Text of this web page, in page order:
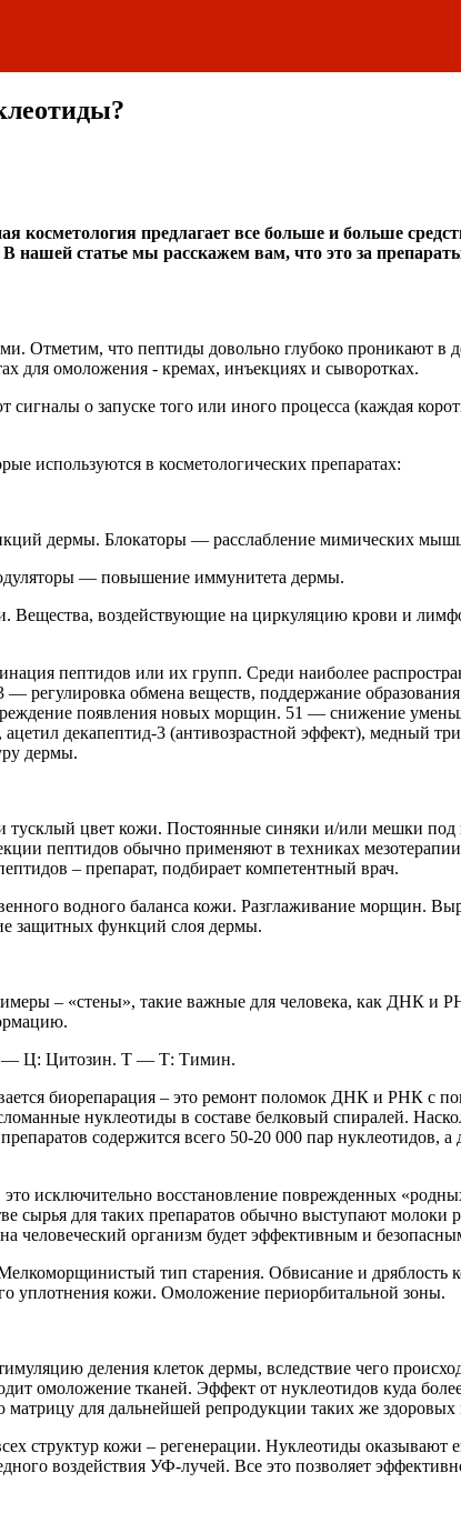
косметология предлагает все больше и больше
нашей статье мы расскажем вам, что это за
Отметим, что пептиды довольно глубоко проникают в
для омоложения - кремах, инъекциях и сыворотках.
о запуске того или иного процесса (каждая
используются в косметологических препаратах:
дермы. Блокаторы — расслабление мимических
— повышение иммунитета дермы.
Вещества, воздействующие на циркуляцию крови и
пептидов или их групп. Среди наиболее
— регулировка обмена веществ, поддержание
появления новых морщин. 51 — снижение
декапептид-3 (антивозрастной эффект), медный
дермы.
цвет кожи. Постоянные синяки и/или мешки
пептидов обычно применяют в техниках
– препарат, подбирает компетентный врач.
водного баланса кожи. Разглаживание морщин.
защитных функций слоя дермы.
– «стены», такие важные для человека, как ДНК и
— Ц: Цитозин. T — Т: Тимин.
биорепарация – это ремонт поломок ДНК и РНК с
нуклеотиды в составе белковый спиралей.
содержится всего 50-20 000 пар нуклеотидов,
исключительно восстановление поврежденных
сырья для таких препаратов обычно выступают
человеческий организм будет эффективным и
тип старения. Обвисание и дряблость
уплотнения кожи. Омоложение периорбитальной зоны.
деления клеток дермы, вследствие чего
омоложение тканей. Эффект от нуклеотидов куда
матрицу для дальнейшей репродукции таких же
структур кожи – регенерации. Нуклеотиды
воздействия УФ-лучей. Все это позволяет